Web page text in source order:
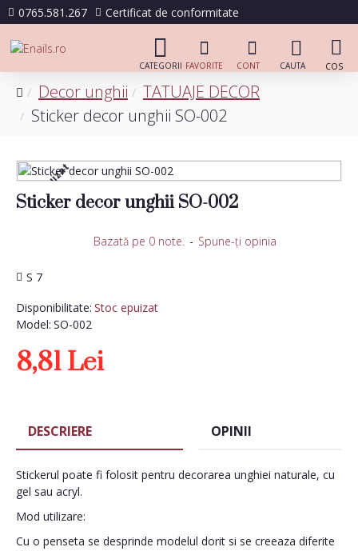
0765.581.267 Certificat de conformitate
Decor unghii
TATUAJE DECOR
Sticker decor unghii SO-002
Stoc epuizat
Sticker decor unghii SO-002
Disponibilitate: Stoc epuizat
Model: SO-002
S 7
Bazată pe 0 note. - Spune-ţi opinia
8,81 Lei
DESCRIERE OPINII
Stickerul poate fi folosit pentru decorarea unghiei naturale, cu
gel sau acryl.
Mod utilizare:
Cu o penseta se desprinde modelul dorit si se creeaza diferite